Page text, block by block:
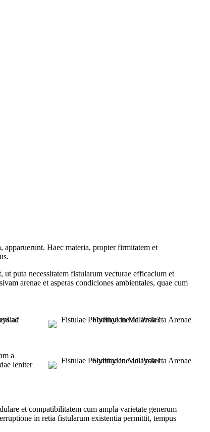
Haec materia, propter firmitatem et
puta necessitatem fistularum vecturae efficacium et
arenae et asperas condiciones ambientales, quae cum
a
leniter
et compatibilitatem cum ampla varietate generum
in retia fistularum existentia permittit, tempus